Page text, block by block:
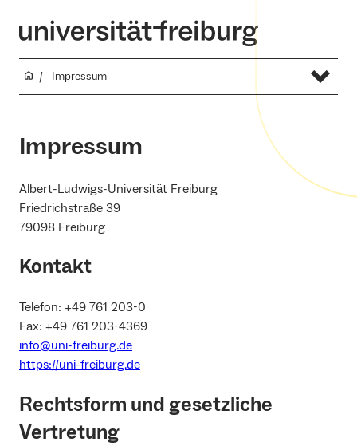
Impressum
Impressum
Albert-Ludwigs-Universität Freiburg
Friedrichstraße 39
79098 Freiburg
Kontakt
Telefon: +49 761 203-0
Fax: +49 761 203-4369
info@uni-freiburg.de
https://uni-freiburg.de
Rechtsform und gesetzliche
Vertretung